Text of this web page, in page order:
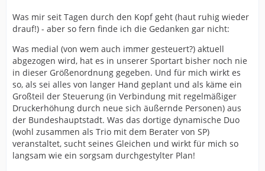
Was mir seit Tagen durch den Kopf geht (haut ruhig wieder
drauf!) - aber so fern finde ich die Gedanken gar nicht:
Was medial (von wem auch immer gesteuert?) aktuell
abgezogen wird, hat es in unserer Sportart bisher noch nie
in dieser Größenordnung gegeben. Und für mich wirkt es
so, als sei alles von langer Hand geplant und als käme ein
Großteil der Steuerung (in Verbindung mit regelmäßiger
Druckerhöhung durch neue sich äußernde Personen) aus
der Bundeshauptstadt. Was das dortige dynamische Duo
(wohl zusammen als Trio mit dem Berater von SP)
veranstaltet, sucht seines Gleichen und wirkt für mich so
langsam wie ein sorgsam durchgestylter Plan!